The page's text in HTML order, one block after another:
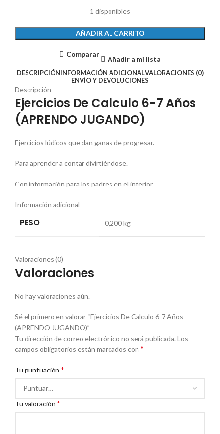
1 disponibles
AÑADIR AL CARRITO
Comparar
Añadir a mi lista
DESCRIPCIÓNINFORMACIÓN ADICIONALVALORACIONES (0)
ENVÍO Y DEVOLUCIONES
Descripción
Ejercicios De Calculo 6-7 Años
(APRENDO JUGANDO)
Ejercicios lúdicos que dan ganas de progresar.
Para aprender a contar divirtiéndose.
Con información para los padres en el interior.
Información adicional
PESO 0,200 kg
Valoraciones (0)
Valoraciones
No hay valoraciones aún.
Sé el primero en valorar “Ejercicios De Calculo 6-7 Años
(APRENDO JUGANDO)”
Tu dirección de correo electrónico no será publicada. Los
campos obligatorios están marcados con *
Tu puntuación *
Tu valoración *